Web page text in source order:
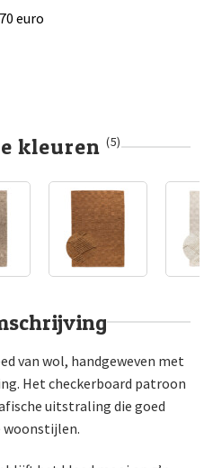
euro
kleuren (5)
van wol, handgeweven met
Het checkerboard patroon
uitstraling die goed